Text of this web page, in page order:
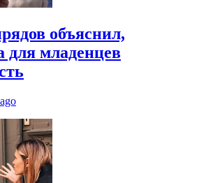
объяснил,
для младенцев